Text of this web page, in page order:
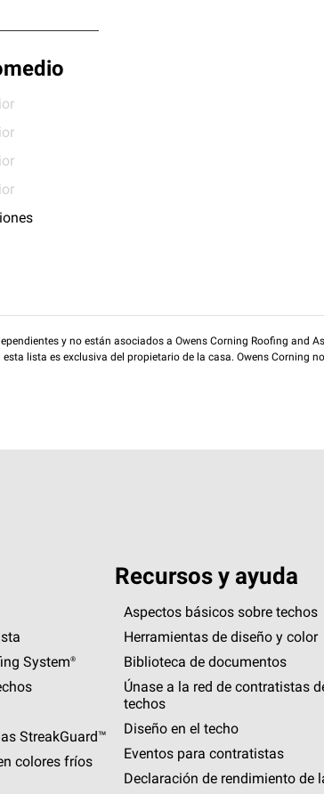
y no están asociados a Owens Corning Roofing and
lista es exclusiva del propietario de la casa. Owens
System®
StreakGuard™
colores fríos
Recursos y ayuda
Aspectos básicos sobre techos
Herramientas de diseño y color
Biblioteca de documentos
Únase a la red de contratistas
techos
Diseño en el techo
Eventos para contratistas
Declaración de rendimiento de